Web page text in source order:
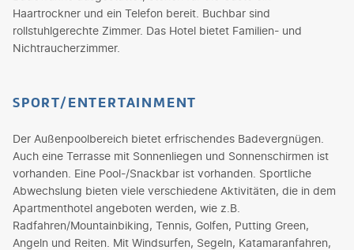
Haartrockner und ein Telefon bereit. Buchbar sind
rollstuhlgerechte Zimmer. Das Hotel bietet Familien- und
Nichtraucherzimmer.
SPORT/ENTERTAINMENT
Der Außenpoolbereich bietet erfrischendes Badevergnügen.
Auch eine Terrasse mit Sonnenliegen und Sonnenschirmen ist
vorhanden. Eine Pool-/Snackbar ist vorhanden. Sportliche
Abwechslung bieten viele verschiedene Aktivitäten, die in dem
Apartmenthotel angeboten werden, wie z.B.
Radfahren/Mountainbiking, Tennis, Golfen, Putting Green,
Angeln und Reiten. Mit Windsurfen, Segeln, Katamaranfahren,